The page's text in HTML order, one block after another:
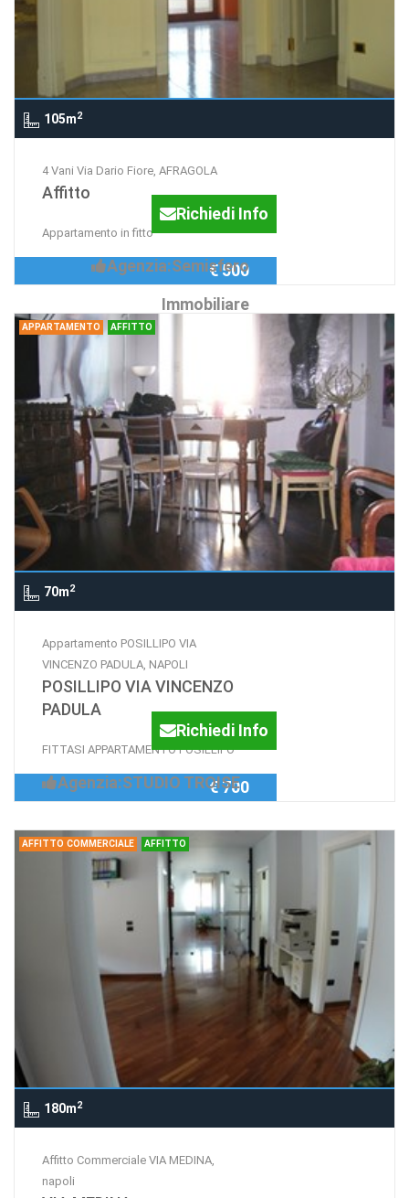
105m2
4 Vani Via Dario Fiore, AFRAGOLA
Affitto
Appartamento in fitto
Richiedi Info
Agenzia:Semisfero
Immobiliare
€ 500
APPARTAMENTO AFFITTO
70m2
Appartamento POSILLIPO VIA
VINCENZO PADULA, NAPOLI
POSILLIPO VIA VINCENZO
PADULA
FITTASI APPARTAMENTO POSILLIPO
Richiedi Info
Agenzia:STUDIO TROISE
€ 700
AFFITTO COMMERCIALE AFFITTO
180m2
Affitto Commerciale VIA MEDINA,
napoli